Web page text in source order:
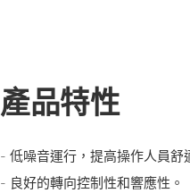
產品特性
- 低噪音運行，提高操作人員舒
- 良好的轉向控制性和響應性。